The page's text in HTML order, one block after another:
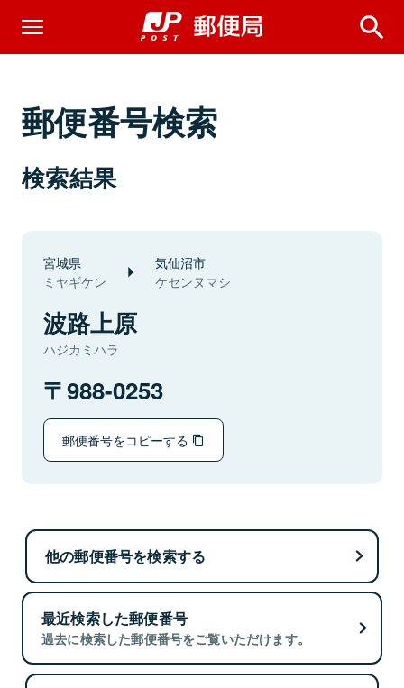
郵便番号検索
検索結果
宮城県
ミヤギケン
気仙沼市
ケセンヌマシ
波路上原
ハジカミハラ
988-0253
郵便番号をコピーする
他の郵便番号を検索する
最近検索した郵便番号
過去に検索した郵便番号をご覧いただけます。